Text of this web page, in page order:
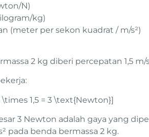
N)
kg)
(meter per sekon kuadrat / m/s²)
2 kg diberi percepatan 1,5 m/
\times 1,5 = 3 \text{Newton}]
3 Newton adalah gaya yang
pada benda bermassa 2 kg.